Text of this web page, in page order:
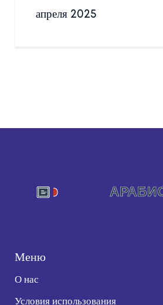
апреля 2025
Меню
О нас
Условия использования